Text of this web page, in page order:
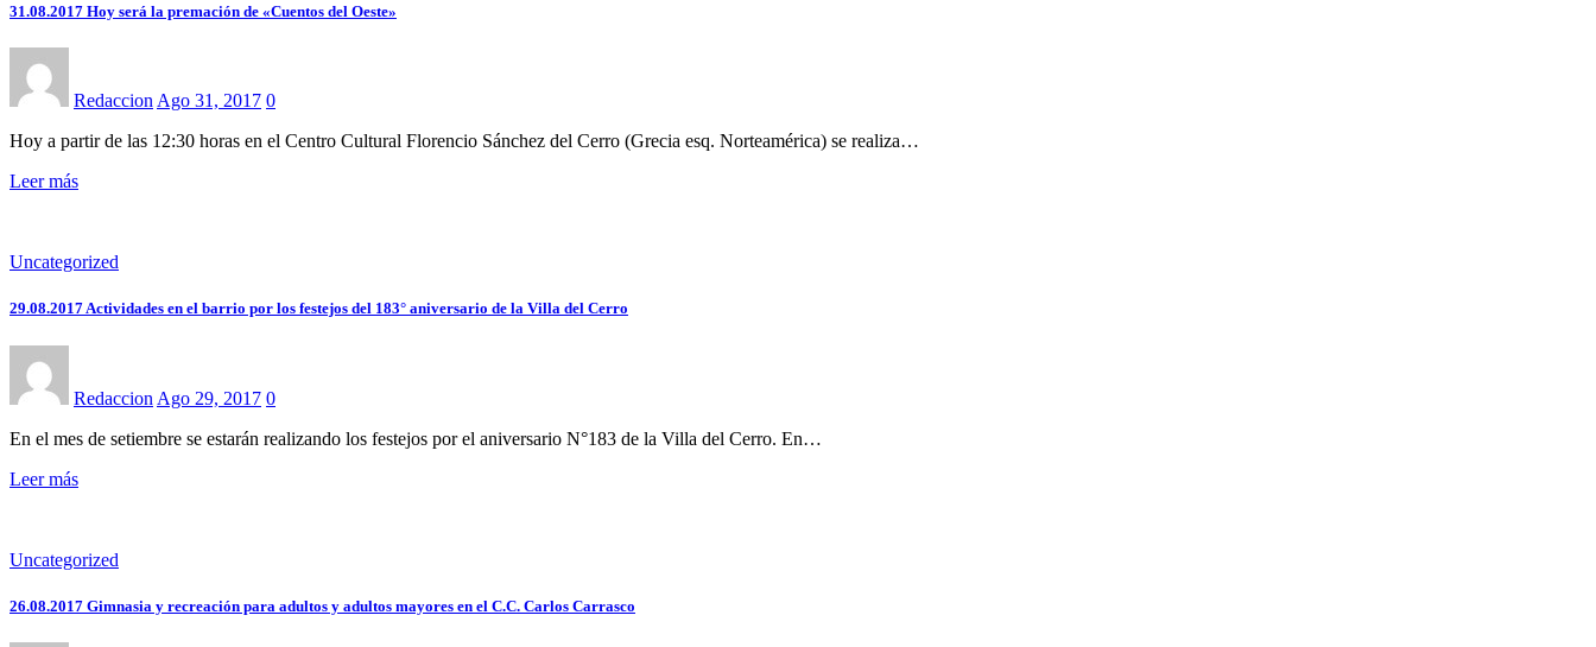
31.08.2017 Hoy será la premación de «Cuentos del Oeste»
Redaccion Ago 31, 2017 0
Hoy a partir de las 12:30 horas en el Centro Cultural Florencio Sánchez del Cerro (Grecia esq. Norteamérica) se realiza…
Leer más
Uncategorized
29.08.2017 Actividades en el barrio por los festejos del 183° aniversario de la Villa del Cerro
Redaccion Ago 29, 2017 0
En el mes de setiembre se estarán realizando los festejos por el aniversario N°183 de la Villa del Cerro. En…
Leer más
Uncategorized
26.08.2017 Gimnasia y recreación para adultos y adultos mayores en el C.C. Carlos Carrasco